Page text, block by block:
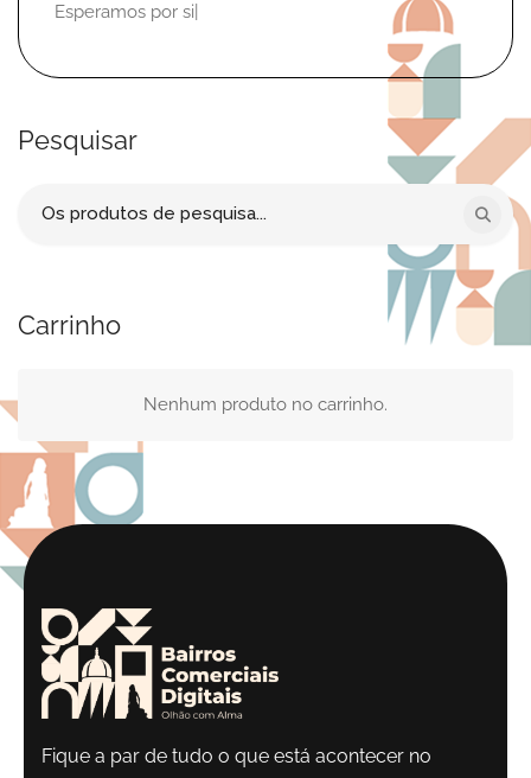
Esperamos por si|
Pesquisar
Carrinho
Nenhum produto no carrinho.
Fique a par de tudo o que está acontecer no